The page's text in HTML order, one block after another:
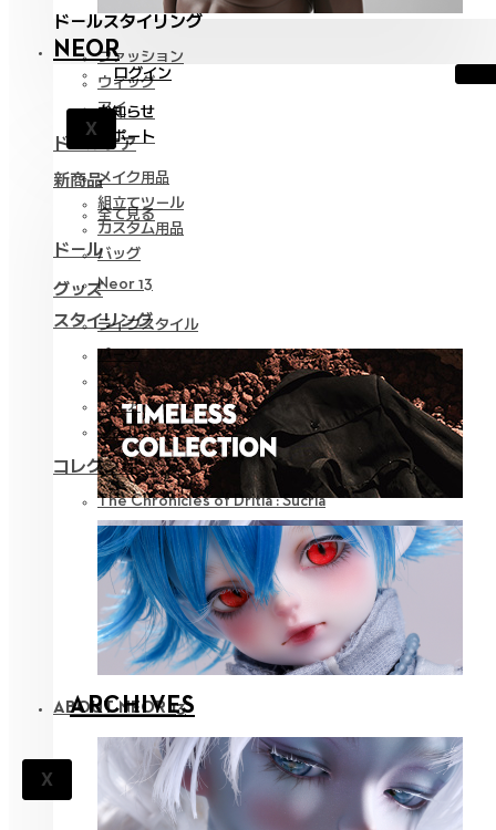
ドールスタイリング
ファッション
ウィッグ
アイ
ドールケア
メイク用品
組立てツール
カスタム用品
バッグ
グッズ
ライフスタイル
ARCHIVES
X
NEOR
ログイン
X
お知らせ
サポート
新商品
全て見る
ドール
Neor 13
スタイリング
パーツ
アイ
ウェア
ツール
コレクション
The Chronicles of Dritia : Sucria
ABOUT NEOR 13